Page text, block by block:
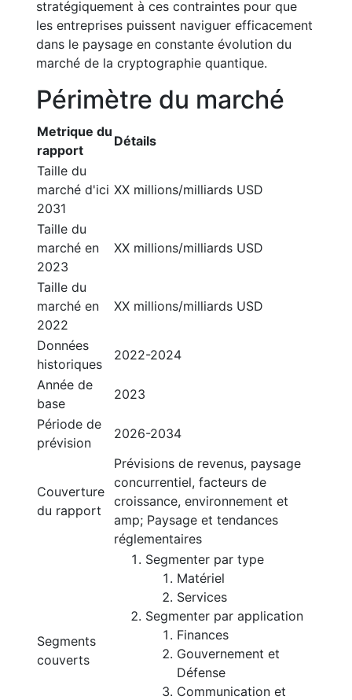
stratégiquement à ces contraintes pour que
les entreprises puissent naviguer efficacement
dans le paysage en constante évolution du
marché de la cryptographie quantique.
Périmètre du marché
Metrique du
rapport
Détails
Taille du
marché d'ici
2031
XX millions/milliards USD
Taille du
marché en
2023
XX millions/milliards USD
Taille du
marché en
2022
XX millions/milliards USD
Données
historiques
2022-2024
Année de
base
2023
Période de
prévision
2026-2034
Couverture
du rapport
Prévisions de revenus, paysage
concurrentiel, facteurs de
croissance, environnement et
amp; Paysage et tendances
réglementaires
Segments
couverts
Segmenter par type
Matériel
Services
Segmenter par application
Finances
Gouvernement et
Défense
Communication et